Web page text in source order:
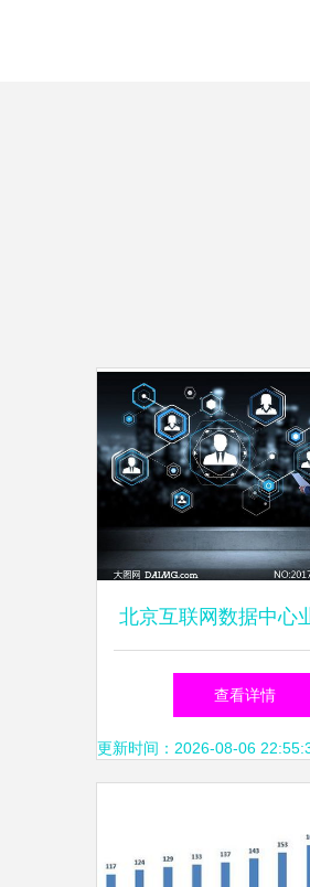
北京互联网数据中心
许可费用与互联网数
解析
查看详情
更新时间：2026-08-06